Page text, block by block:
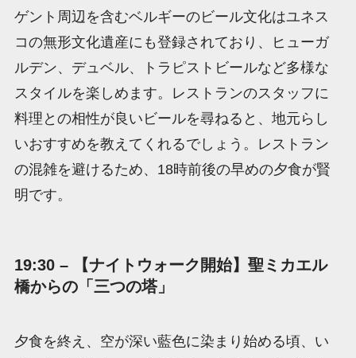
ゲント周辺を含むベルギーのビール文化はユネス
コの無形文化遺産にも登録されており、ヒューガ
ルデン、デュベル、トラピストビールなど多様な
スタイルを楽しめます。レストランのスタッフに
料理との相性が良いビールを尋ねると、地元らし
いおすすめを教えてくれるでしょう。レストラン
の混雑を避けるため、18時前後の早めの夕食が賢
明です。
19:30 – 【ナイトウォーク開始】聖ミカエル
橋からの「三つの塔」
夕食を終え、空が深い藍色に染まり始める頃、い